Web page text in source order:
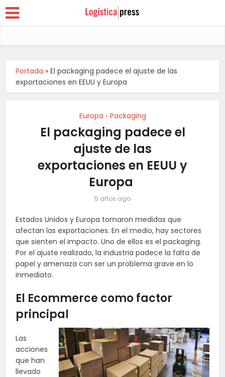
Portada »El packaging padece el ajuste de las
exportaciones en EEUU y Europa
Europa • Packaging
El packaging padece el
ajuste de las
exportaciones en EEUU y
Europa
5 años ago
Estados Unidos y Europa tomaron medidas que
afectan las exportaciones. En el medio, hay sectores
que sienten el impacto. Uno de ellos es el packaging.
Por el ajuste realizado, la industria padece la falta de
papel y amenaza con ser un problema grave en lo
inmediato.
El Ecommerce como factor
principal
Las
acciones
que han
llevado